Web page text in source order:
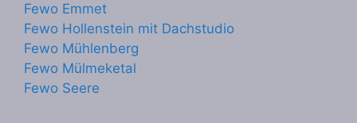
Fewo Emmet
Fewo Hollenstein mit Dachstudio
Fewo Mühlenberg
Fewo Mülmeketal
Fewo Seere